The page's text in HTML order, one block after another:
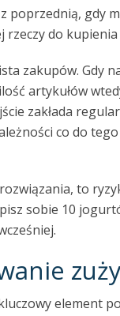
poprzednią, gdy
rzeczy do
zakupów. Gdy
artykułów
zakłada
co do
to
sobie 10
element